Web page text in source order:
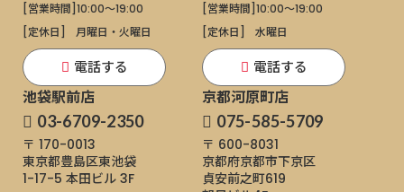
[営業時間] 10:00～19:00
[定休日]
月曜日・火曜日
電話する
[営業時間] 10:00～19:00
[定休日]
水曜日
電話する
池袋駅前店
03-6709-2350
〒 170-0013
東京都豊島区東池袋
1-17-5 本田ビル 3F
京都河原町店
075-585-5709
〒 600-8031
京都府京都市下京区
貞安前之町619